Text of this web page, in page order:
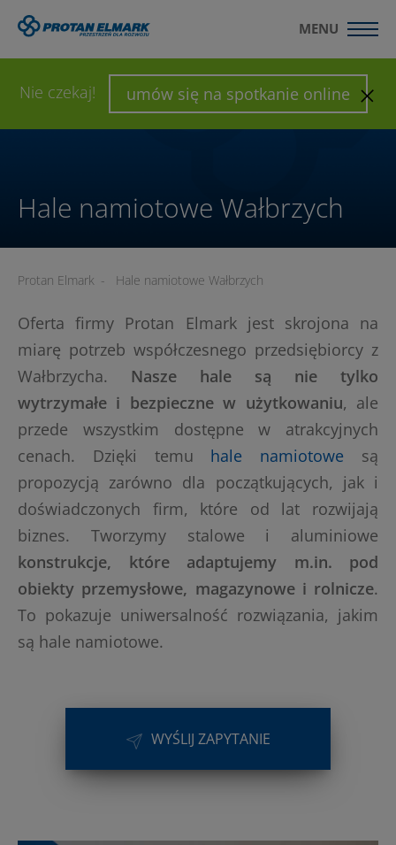
Nie czekaj! umów się na spotkanie online
MENU
WYŚLIJ ZAPYTANIE SKONFIGURUJ HALĘ
Hale namiotowe Wałbrzych
Protan Elmark - Hale namiotowe Wałbrzych
Oferta firmy Protan Elmark jest skrojona na
miarę potrzeb współczesnego przedsiębiorcy z
Wałbrzycha. Nasze hale są nie tylko
wytrzymałe i bezpieczne w użytkowaniu, ale
przede wszystkim dostępne w atrakcyjnych
cenach. Dzięki temu hale namiotowe są
propozycją zarówno dla początkujących, jak i
doświadczonych firm, które od lat rozwijają
biznes. Tworzymy stalowe i aluminiowe
konstrukcje, które adaptujemy m.in. pod
obiekty przemysłowe, magazynowe i rolnicze.
To pokazuje uniwersalność rozwiązania, jakim
są hale namiotowe.
WYŚLIJ ZAPYTANIE